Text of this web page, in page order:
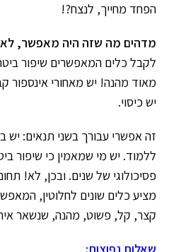
הפחד מחייך, לנצח?!
מדהים מה שזה היה מאפשר,
לקבל כלים המאפשרים שיפור
מאוד מהנה! יש מאחורי אינספור
יש כיסוי.
זה אפשרי עבורך בשני תנאים: יש
ללמוד. יש מי שמאמין כי שיפור
פסיכולוגי של שנים. ובכן, לא!
מציע כלים שונים לחלוטין,
קצר, קל, פשוט, מהנה, שנשאר